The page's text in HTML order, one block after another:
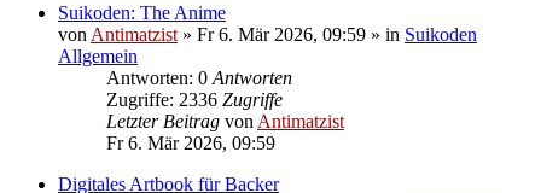
Suikoden: The Anime
von Antimatzist » Fr 6. Mär 2026, 09:59 » in Suikoden
Allgemein
Antworten: 0 Antworten
Zugriffe: 2336 Zugriffe
Letzter Beitrag von Antimatzist
Fr 6. Mär 2026, 09:59
Digitales Artbook für Backer